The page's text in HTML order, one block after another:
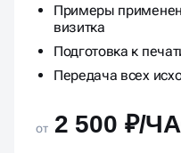
Примеры
визитка
Подготовка к
Передача всех
от 2 500 ₽/